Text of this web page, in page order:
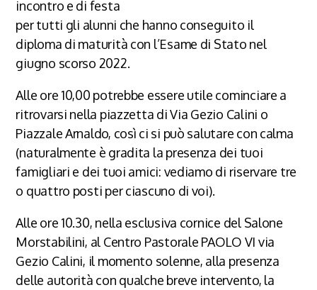
incontro e di festa
per tutti gli alunni che hanno conseguito il
diploma di maturità con l’Esame di Stato nel
giugno scorso 2022.
Alle ore 10,00 potrebbe essere utile cominciare a
ritrovarsi nella piazzetta di Via Gezio Calini o
Piazzale Arnaldo, così ci si può salutare con calma
(naturalmente è gradita la presenza dei tuoi
famigliari e dei tuoi amici: vediamo di riservare tre
o quattro posti per ciascuno di voi).
Alle ore 10.30, nella esclusiva cornice del Salone
Morstabilini, al Centro Pastorale PAOLO VI via
Gezio Calini, il momento solenne, alla presenza
delle autorità con qualche breve intervento, la